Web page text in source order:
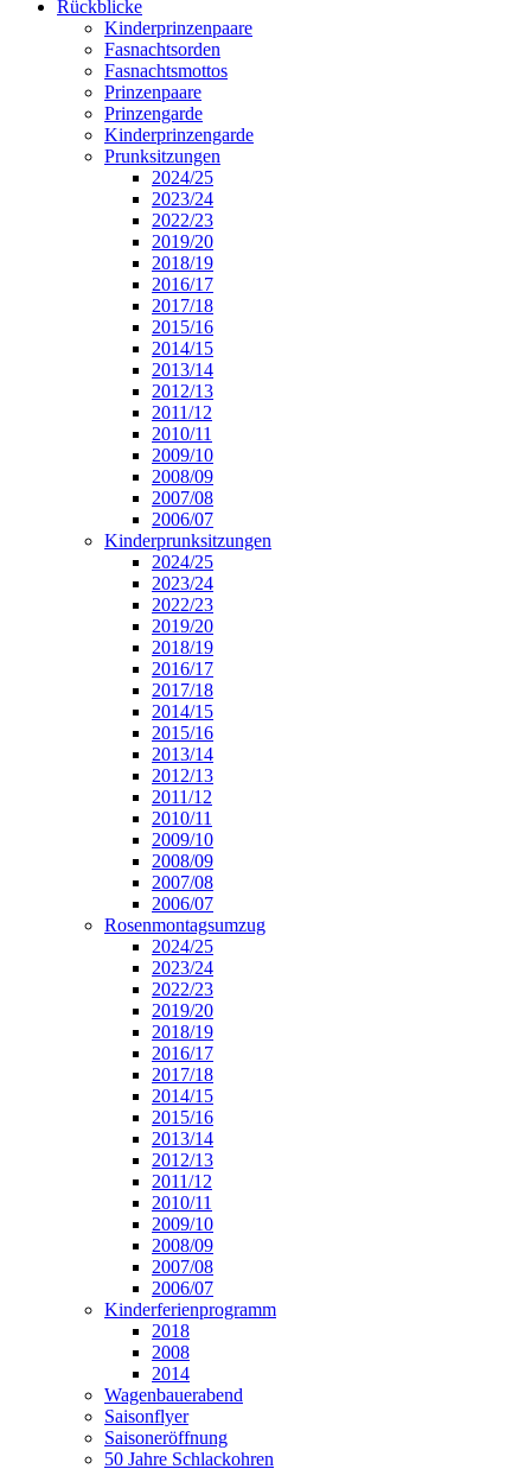
Rückblicke
Kinderprinzenpaare
Fasnachtsorden
Fasnachtsmottos
Prinzenpaare
Prinzengarde
Kinderprinzengarde
Prunksitzungen
2024/25
2023/24
2022/23
2019/20
2018/19
2016/17
2017/18
2015/16
2014/15
2013/14
2012/13
2011/12
2010/11
2009/10
2008/09
2007/08
2006/07
Kinderprunksitzungen
2024/25
2023/24
2022/23
2019/20
2018/19
2016/17
2017/18
2014/15
2015/16
2013/14
2012/13
2011/12
2010/11
2009/10
2008/09
2007/08
2006/07
Rosenmontagsumzug
2024/25
2023/24
2022/23
2019/20
2018/19
2016/17
2017/18
2014/15
2015/16
2013/14
2012/13
2011/12
2010/11
2009/10
2008/09
2007/08
2006/07
Kinderferienprogramm
2018
2008
2014
Wagenbauerabend
Saisonflyer
Saisoneröffnung
50 Jahre Schlackohren